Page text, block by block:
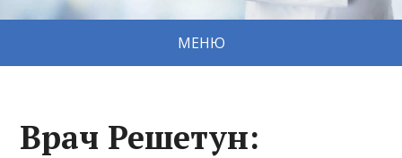
МЕНЮ
Врач Решетун: